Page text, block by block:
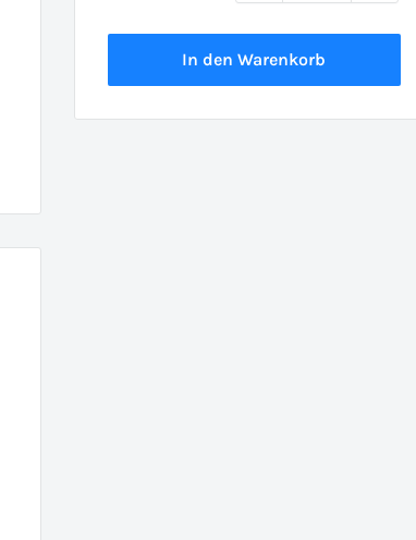
In den Warenkorb